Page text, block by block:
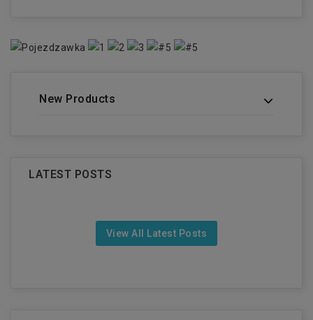
New Products
LATEST POSTS
View All Latest Posts